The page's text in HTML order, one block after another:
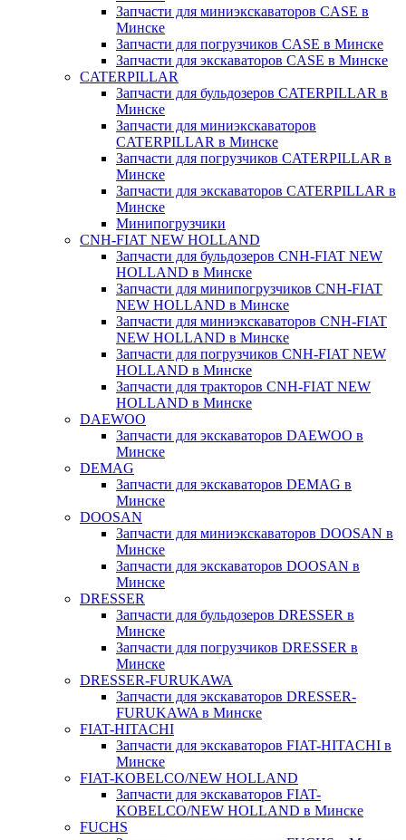
Запчасти для миниэкскаваторов CASE в
Минске
Запчасти для погрузчиков CASE в Минске
Запчасти для экскаваторов CASE в Минске
CATERPILLAR
Запчасти для бульдозеров CATERPILLAR в
Минске
Запчасти для миниэкскаваторов
CATERPILLAR в Минске
Запчасти для погрузчиков CATERPILLAR в
Минске
Запчасти для экскаваторов CATERPILLAR в
Минскe
Минипогрузчики
CNH-FIAT NEW HOLLAND
Запчасти для бульдозеров CNH-FIAT NEW
HOLLAND в Минске
Запчасти для минипогрузчиков CNH-FIAT
NEW HOLLAND в Минске
Запчасти для миниэкскаваторов CNH-FIAT
NEW HOLLAND в Минске
Запчасти для погрузчиков CNH-FIAT NEW
HOLLAND в Минске
Запчасти для тракторов CNH-FIAT NEW
HOLLAND в Минске
DAEWOO
Запчасти для экскаваторов DAEWOO в
Минске
DEMAG
Запчасти для экскаваторов DEMAG в
Минске
DOOSAN
Запчасти для миниэкскаваторов DOOSAN в
Минске
Запчасти для экскаваторов DOOSAN в
Минске
DRESSER
Запчасти для бульдозеров DRESSER в
Минске
Запчасти для погрузчиков DRESSER в
Минске
DRESSER-FURUKAWA
Запчасти для экскаваторов DRESSER-
FURUKAWA в Минске
FIAT-HITACHI
Запчасти для экскаваторов FIAT-HITACHI в
Минске
FIAT-KOBELCO/NEW HOLLAND
Запчасти для экскаваторов FIAT-
KOBELCO/NEW HOLLAND в Минске
FUCHS